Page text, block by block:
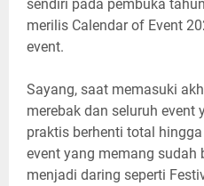
sendiri pada pembuka
merilis Calendar of Event
event.
Sayang, saat memasuki
merebak dan seluruh event
praktis berhenti total
event yang memang sudah
menjadi daring seperti